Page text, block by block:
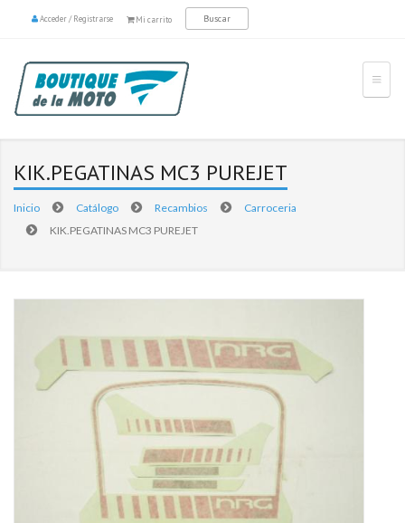
Mi carrito
Acceder/Registrarse
KIK.PEGATINAS MC3 PUREJET
Inicio Catálogo Recambios
Carroceria
KIK.PEGATINAS MC3 PUREJET